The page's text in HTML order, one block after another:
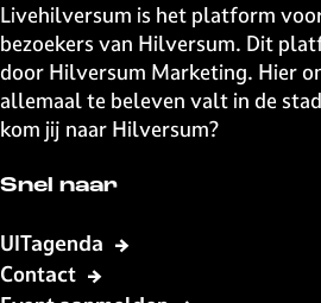
Livehilversum is het platform
bezoekers van Hilversum. Dit
door Hilversum Marketing. Hier
allemaal te beleven valt in de
kom jij naar Hilversum?
Snel naar
UITagenda
Contact